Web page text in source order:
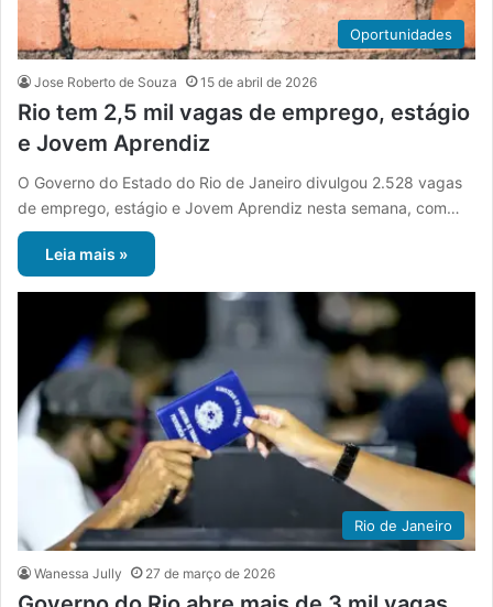
Oportunidades
Jose Roberto de Souza 15 de abril de 2026
Rio tem 2,5 mil vagas de emprego, estágio
e Jovem Aprendiz
O Governo do Estado do Rio de Janeiro divulgou 2.528 vagas
de emprego, estágio e Jovem Aprendiz nesta semana, com…
Leia mais »
Rio de Janeiro
Wanessa Jully 27 de março de 2026